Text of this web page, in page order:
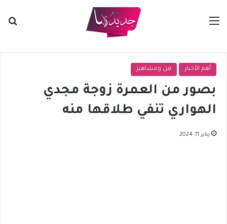
القائمة
أهم الأخبار فن ومشاهير
بصور من العمرة زوجة مجدي
الهواري تنفي طلاقها منه
يناير 11, 2024